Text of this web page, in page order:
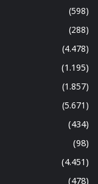
(598)
(288)
(4.478)
(1.195)
(1.857)
(5.671)
(434)
(98)
(4.451)
(478)